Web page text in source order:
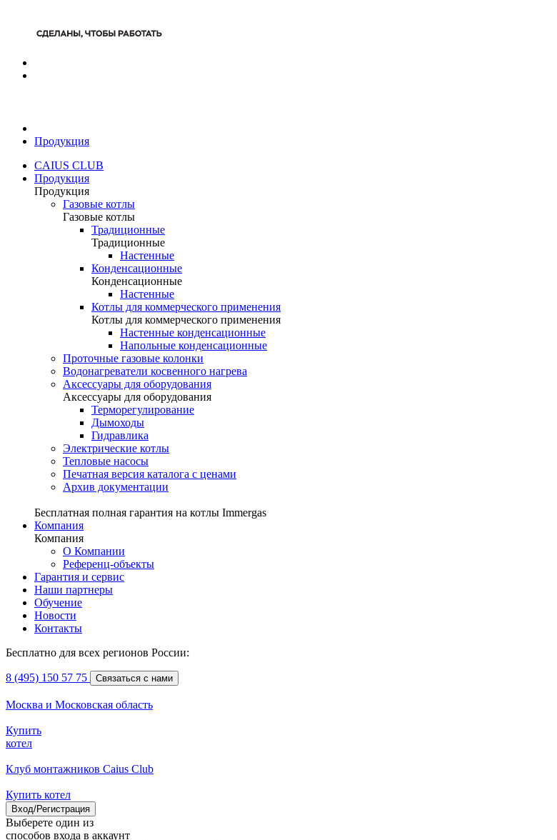
Продукция
CAIUS CLUB
Продукция
Продукция
Газовые котлы
Газовые котлы
Традиционные
Традиционные
Настенные
Конденсационные
Конденсационные
Настенные
Котлы для коммерческого применения
Котлы для коммерческого применения
Настенные конденсационные
Напольные конденсационные
Проточные газовые колонки
Водонагреватели косвенного нагрева
Аксессуары для оборудования
Аксессуары для оборудования
Терморегулирование
Дымоходы
Гидравлика
Электрические котлы
Тепловые насосы
Печатная версия каталога с ценами
Архив документации
Бесплатная полная гарантия на котлы Immergas
Компания
Компания
О Компании
Референц-объекты
Гарантия и сервис
Наши партнеры
Обучение
Новости
Контакты
Бесплатно для всех регионов России:
8 (495) 150 57 75 Связаться с нами
Москва и Московская область
Купить
котел
Клуб монтажников Caius Club
Купить котел
Вход/Регистрация
Выберете один из
способов входа в аккаунт